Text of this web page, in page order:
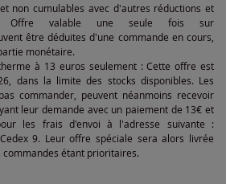
non cumulables avec d'autres réductions et
Offre valable une seule fois sur
être déduites d'une commande en cours,
monétaire.
à 13 euros seulement : Cette offre est
dans la limite des stocks disponibles. Les
commander, peuvent néanmoins recevoir
leur demande avec un paiement de 13€ et
les frais d'envoi à l'adresse suivante :
9. Leur offre spéciale sera alors livrée
commandes étant prioritaires.